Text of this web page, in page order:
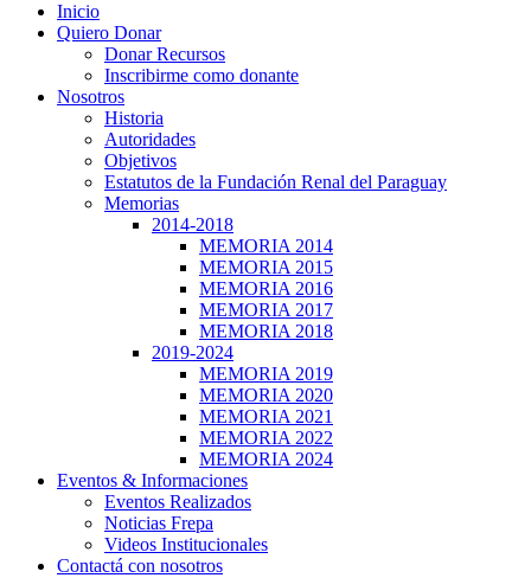
Inicio
Quiero Donar
Donar Recursos
Inscribirme como donante
Nosotros
Historia
Autoridades
Objetivos
Estatutos de la Fundación Renal del Paraguay
Memorias
2014-2018
MEMORIA 2014
MEMORIA 2015
MEMORIA 2016
MEMORIA 2017
MEMORIA 2018
2019-2024
MEMORIA 2019
MEMORIA 2020
MEMORIA 2021
MEMORIA 2022
MEMORIA 2024
Eventos & Informaciones
Eventos Realizados
Noticias Frepa
Videos Institucionales
Contactá con nosotros